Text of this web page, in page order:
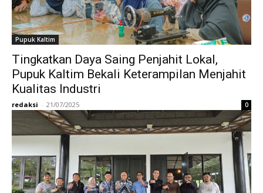
Pupuk Kaltim
Tingkatkan Daya Saing Penjahit Lokal,
Pupuk Kaltim Bekali Keterampilan Menjahit
Kualitas Industri
redaksi - 21/07/2025 0